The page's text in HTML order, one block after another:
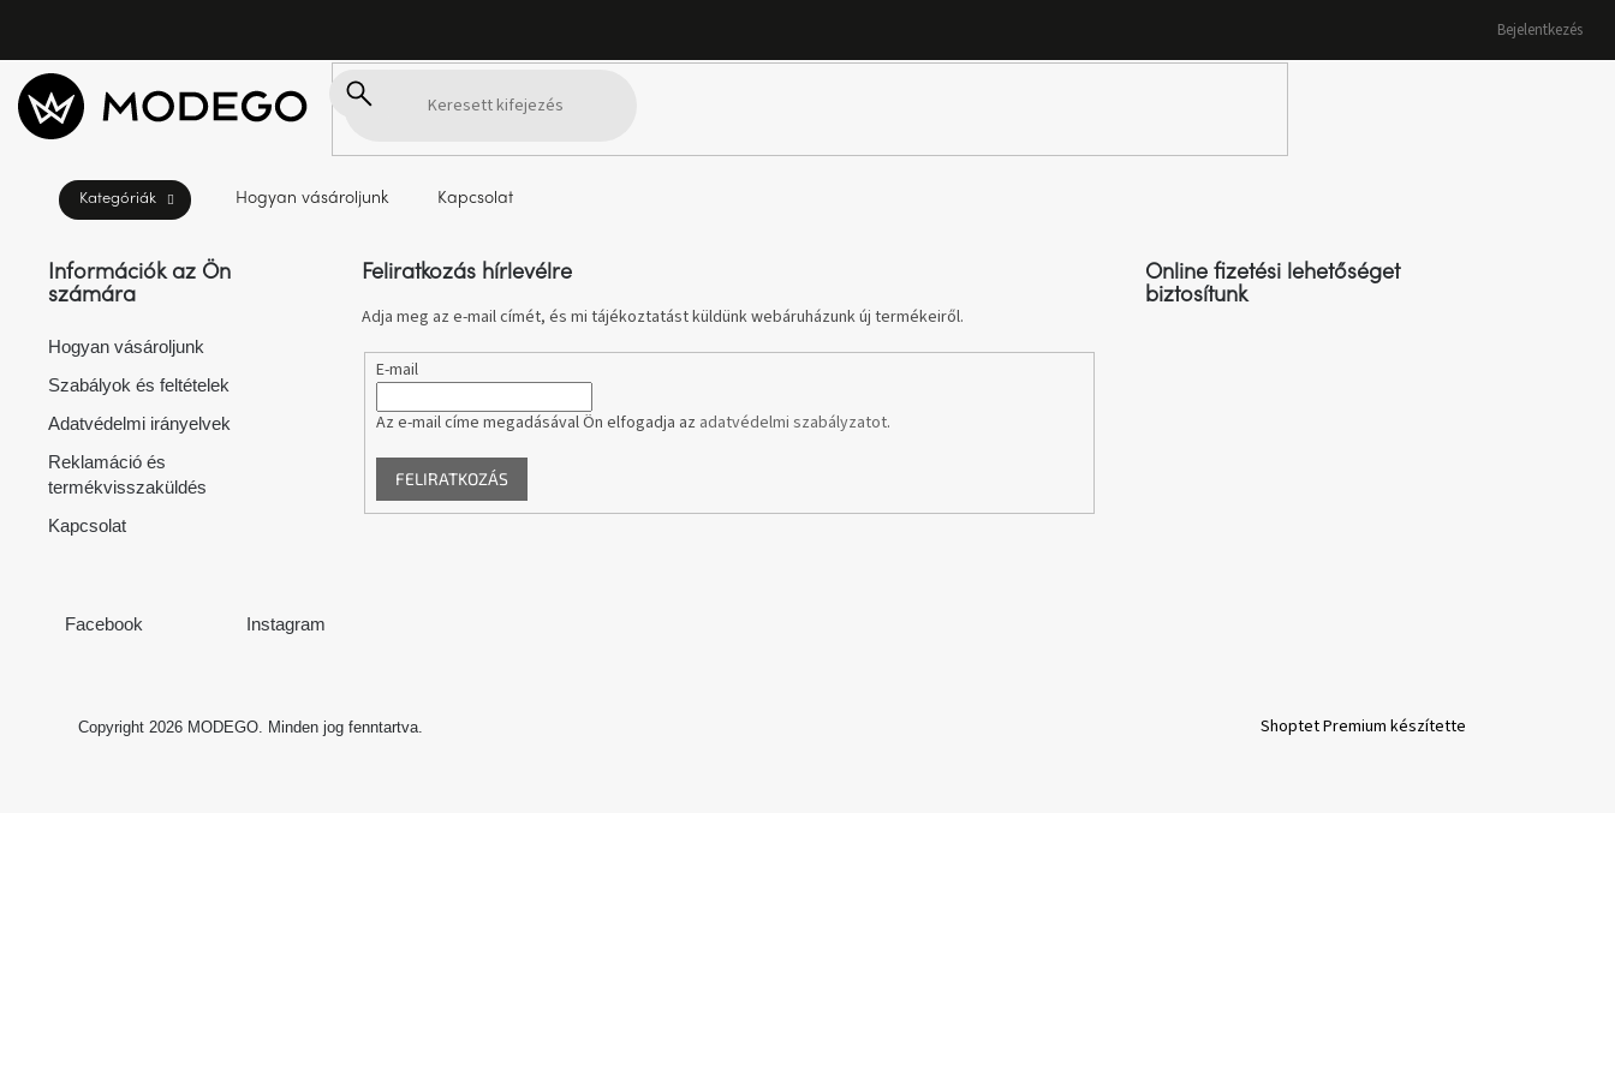
fő
tartalomhoz
Bejelentkezés
Hogyan vásároljunk Kapcsolat
A márkaLanterfant® semmilyen terméke nem található...
Információk az Ön
számára
Hogyan vásároljunk
Szabályok és feltételek
Adatvédelmi irányelvek
Reklamáció és
termékvisszaküldés
Kapcsolat
Feliratkozás hírlevélre
Adja meg az e-mail címét, és mi tájékoztatást küldünk webáruházunk új termékeiről.
E-mail
Az e-mail címe megadásával Ön elfogadja az adatvédelmi szabályzatot.
FELIRATKOZÁS
Online fizetési lehetőséget
biztosítunk
Facebook Instagram
Shoptet Premium készítette
Copyright 2026 MODEGO. Minden jog fenntartva.